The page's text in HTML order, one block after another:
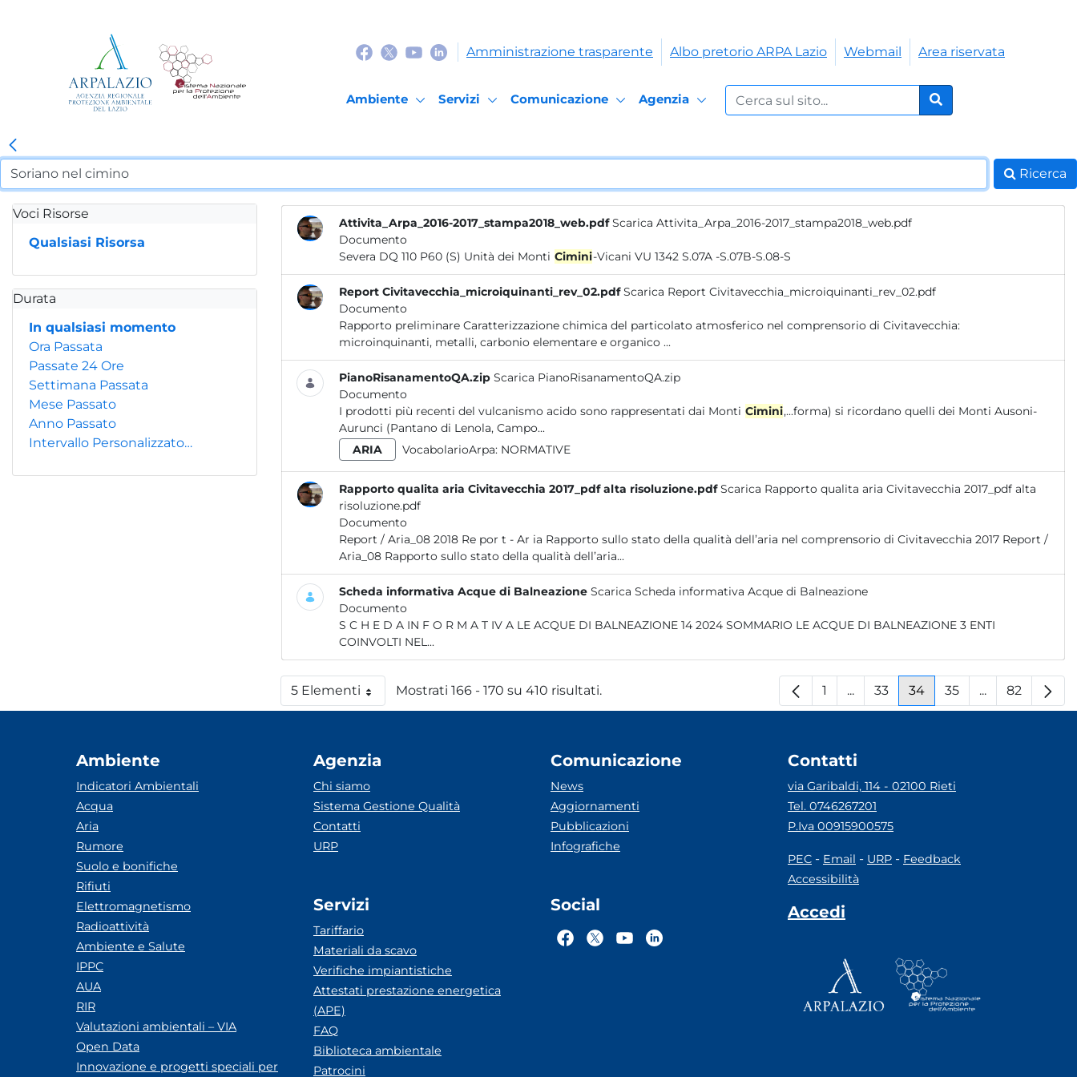
Amministrazione trasparente Albo pretorio ARPA Lazio Webmail Area riservata
Ambiente Servizi Comunicazione Agenzia
Cerca nel sito:
Cerca
Ricerca
Voci Risorse
Qualsiasi Risorsa
Durata
In qualsiasi momento
Ora Passata
Passate 24 Ore
Settimana Passata
Mese Passato
Anno Passato
Intervallo Personalizzato…
Attivita_Arpa_2016-2017_stampa2018_web.pdf Scarica Attivita_Arpa_2016-2017_stampa2018_web.pdf
Documento
Severa DQ 110 P60 (S) Unità dei Monti Cimini-Vicani VU 1342 S.07A -S.07B-S.08-S
Report Civitavecchia_microiquinanti_rev_02.pdf Scarica Report Civitavecchia_microiquinanti_rev_02.pdf
Documento
Rapporto preliminare Caratterizzazione chimica del particolato atmosferico nel comprensorio di Civitavecchia:
microinquinanti, metalli, carbonio elementare e organico ...
PianoRisanamentoQA.zip Scarica PianoRisanamentoQA.zip
Documento
I prodotti più recenti del vulcanismo acido sono rappresentati dai Monti Cimini,...forma) si ricordano quelli dei Monti Ausoni-
Aurunci (Pantano di Lenola, Campo...
ARIA
VocabolarioArpa: NORMATIVE
Rapporto qualita aria Civitavecchia 2017_pdf alta risoluzione.pdf Scarica Rapporto qualita aria Civitavecchia 2017_pdf alta
risoluzione.pdf
Documento
Report / Aria_08 2018 Re por t - Ar ia Rapporto sullo stato della qualità dell’aria nel comprensorio di Civitavecchia 2017 Report /
Aria_08 Rapporto sullo stato della qualità dell’aria...
Scheda informativa Acque di Balneazione Scarica Scheda informativa Acque di Balneazione
Documento
S C H E D A IN F O R M A T IV A LE ACQUE DI BALNEAZIONE 14 2024 SOMMARIO LE ACQUE DI BALNEAZIONE 3 ENTI
COINVOLTI NEL...
5 ElementiPer paginaMostrati 166 - 170 su 410 risultati. Pagina
1 ...Pagine intermedie
Pagina
33 Pagina
34 Pagina
35 ...PaginePagina
82
Ambiente
Indicatori Ambientali
Acqua
Aria
Rumore
Suolo e bonifiche
Rifiuti
Elettromagnetismo
Radioattività
Ambiente e Salute
IPPC
AUA
RIR
Valutazioni ambientali – VIA
Open Data
Innovazione e progetti speciali per
Agenzia
Chi siamo
Sistema Gestione Qualità
Contatti
URP
Servizi
Tariffario
Materiali da scavo
Verifiche impiantistiche
Attestati prestazione energetica
(APE)
FAQ
Biblioteca ambientale
Patrocini
Comunicazione
News
Aggiornamenti
Pubblicazioni
Infografiche
Social
Contatti
via Garibaldi, 114 - 02100 Rieti
Tel. 0746267201
P.Iva 00915900575
PEC - Email - URP - Feedback
Accessibilità
Accedi